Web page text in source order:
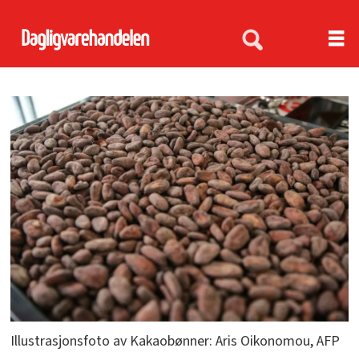
Illustrasjonsfoto av Kakaobønner: Aris Oikonomou, AFP